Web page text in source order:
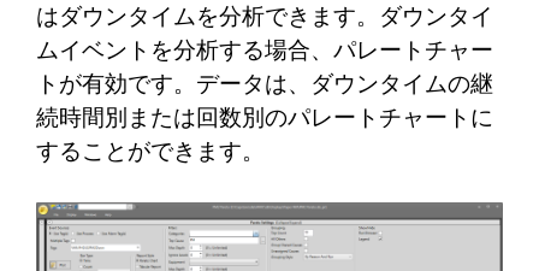
はダウンタイムを分析できます。ダウンタイ
ムイベントを分析する場合、パレートチャー
トが有効です。データは、ダウンタイムの継
続時間別または回数別のパレートチャートに
することができます。